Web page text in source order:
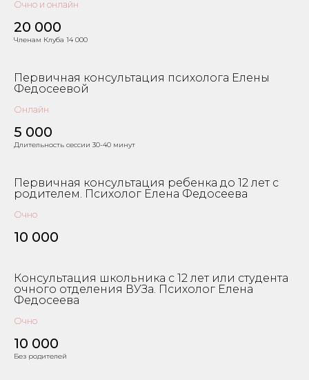
Очно и онлайн
20 000
Членам Клуба 14 000
Первичная консультация психолога Елены
Федосеевой
Онлайн
5 000
Длительность сессии 30-40 минут
Первичная консультация ребенка до 12 лет с
родителем. Психолог Елена Федосеева
Очно
10 000
Консультация школьника с 12 лет или студента
очного отделения ВУЗа. Психолог Елена
Федосеева
Очно
10 000
Без родителей